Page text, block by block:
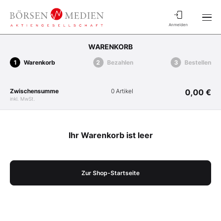
Anmelden
WARENKORB
Warenkorb Bezahlen Bestellen
Zwischensumme
inkl. MwSt.
0 Artikel 0,00 €
Ihr Warenkorb ist leer
Zur Shop-Startseite